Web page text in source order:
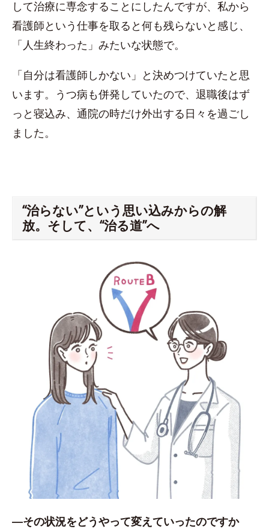
して治療に専念することにしたんですが、私から
看護師という仕事を取ると何も残らないと感じ、
「人生終わった」みたいな状態で。
「自分は看護師しかない」と決めつけていたと思
います。うつ病も併発していたので、退職後はず
っと寝込み、通院の時だけ外出する日々を過ごし
ました。
“治らない”という思い込みからの解
放。そして、“治る道”へ
―その状況をどうやって変えていったのですか